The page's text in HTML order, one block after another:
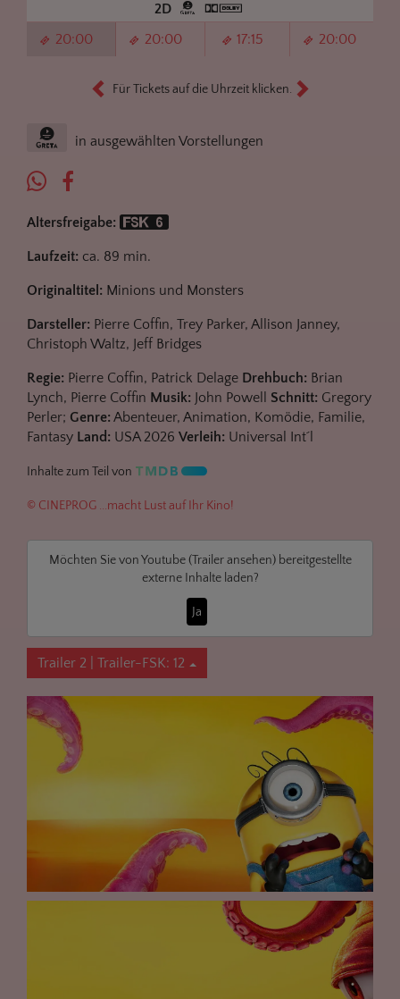
20:00 20:00 17:15 20:00
2D
Für Tickets auf die Uhrzeit klicken.
in ausgewählten Vorstellungen
Altersfreigabe:
Laufzeit: ca. 89 min.
Originaltitel: Minions und Monsters
Darsteller: Pierre Coffin, Trey Parker, Allison Janney,
Christoph Waltz, Jeff Bridges
Regie: Pierre Coffin, Patrick Delage Drehbuch: Brian
Lynch, Pierre Coffin Musik: John Powell Schnitt: Gregory
Perler; Genre: Abenteuer, Animation, Komödie, Familie,
Fantasy Land: USA 2026 Verleih: Universal Int´l
Inhalte zum Teil von
© CINEPROG ...macht Lust auf Ihr Kino!
Möchten Sie vonYoutube (Trailer ansehen)bereitgestellte
externe Inhalte laden?
Ja
Trailer 2 | Trailer-FSK: 12